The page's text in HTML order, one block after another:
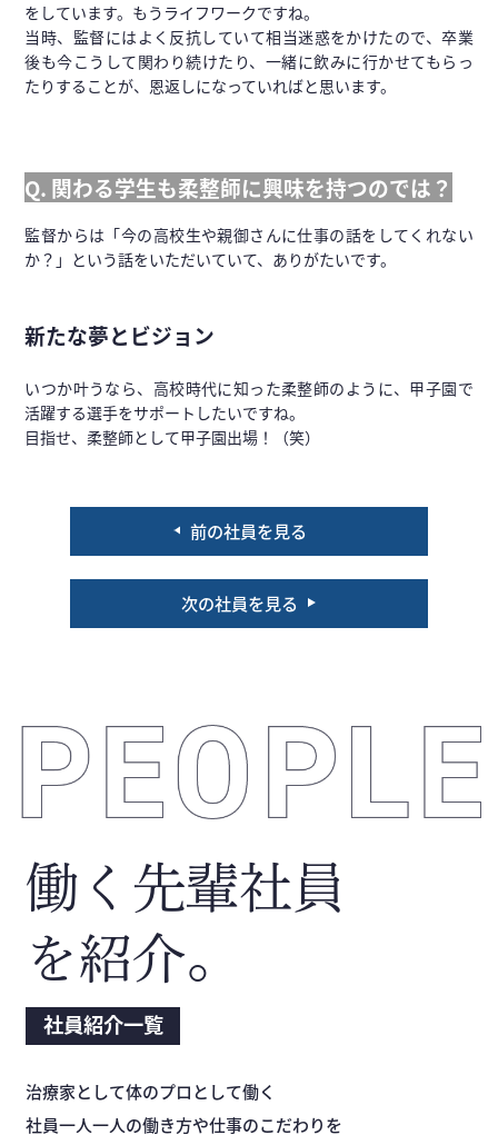
をしています。もうライフワークですね。
当時、監督にはよく反抗していて相当迷惑をかけたので、卒業
後も今こうして関わり続けたり、一緒に飲みに行かせてもらっ
たりすることが、恩返しになっていればと思います。
Q. 関わる学生も柔整師に興味を持つのでは？
監督からは「今の高校生や親御さんに仕事の話をしてくれない
か？」という話をいただいていて、ありがたいです。
新たな夢とビジョン
いつか叶うなら、高校時代に知った柔整師のように、甲子園で
活躍する選手をサポートしたいですね。
目指せ、柔整師として甲子園出場！（笑）
前の社員を見る
次の社員を見る
働く先輩社員
を紹介。
社員紹介一覧
治療家として体のプロとして働く
社員一人一人の働き方や仕事のこだわりを